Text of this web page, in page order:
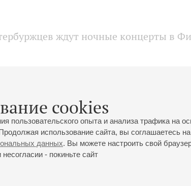
cookies
пользовательского опыта и анализа трафика на
использование сайта, вы соглашаетесь
данных. Вы можете настроить свой
- покиньте сайт
ждут ночные концерты в